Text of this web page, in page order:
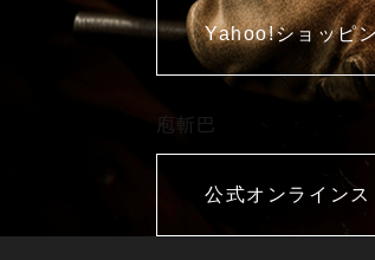
Yahoo!ショッピ
庖斬巴
公式オンラインス